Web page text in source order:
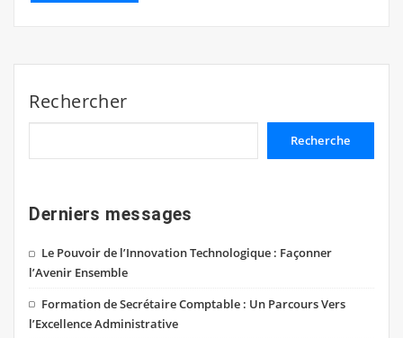
Rechercher
Recherche
Derniers messages
Le Pouvoir de l’Innovation Technologique : Façonner
l’Avenir Ensemble
Formation de Secrétaire Comptable : Un Parcours Vers
l’Excellence Administrative